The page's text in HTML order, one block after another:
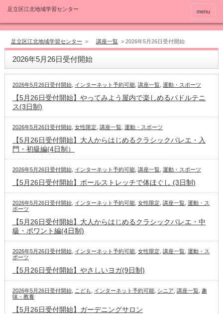
menu
足立区江北地域学習センター > 講座一覧 > 2026年5月26日受付開始
2026年5月26日受付開始
2026年5月26日受付開始, インターネット予約可能, 講座一覧, 運動・スポーツ
【5月26日受付開始】やってみよう屋内で楽しめるパドルテニ
ス(3日制)
2026年5月26日受付開始, 女性限定 講座一覧, 運動・スポーツ
【5月26日受付開始】大人からはじめるクラシックバレエ・入
門・初級編(4日制）
2026年5月26日受付開始, インターネット予約可能, 講座一覧, 運動・スポーツ
【5月26日受付開始】ポールストレッチで体ほぐし (3日制)
2026年5月26日受付開始, インターネット予約可能, 女性限定 講座一覧, 運動・ス
ポーツ
【5月26日受付開始】大人からはじめるクラシックバレエ・中
級・ポワント編(4日制)
2026年5月26日受付開始, インターネット予約可能, 女性限定 講座一覧, 運動・ス
ポーツ
【5月26日受付開始】やさしいヨガ(9日制)
2026年5月26日受付開始, こども インターネット予約可能, シニア 講座一覧, 趣
味・教養
【5月26日受付開始】ガーデニングサロン